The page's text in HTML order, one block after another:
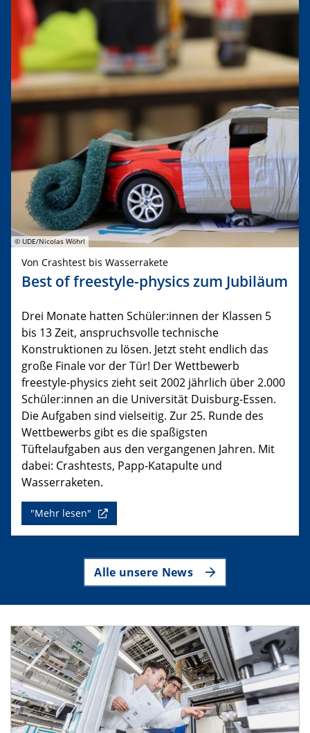
© UDE/Nicolas Wöhrl
Von Crashtest bis Wasserrakete
Best of freestyle-physics zum Jubiläum
Drei Monate hatten Schüler:innen der Klassen 5
bis 13 Zeit, anspruchsvolle technische
Konstruktionen zu lösen. Jetzt steht endlich das
große Finale vor der Tür! Der Wettbewerb
freestyle-physics zieht seit 2002 jährlich über 2.000
Schüler:innen an die Universität Duisburg-Essen.
Die Aufgaben sind vielseitig. Zur 25. Runde des
Wettbewerbs gibt es die spaßigsten
Tüftelaufgaben aus den vergangenen Jahren. Mit
dabei: Crashtests, Papp-Katapulte und
Wasserraketen.
"Mehr lesen"
Alle unsere News